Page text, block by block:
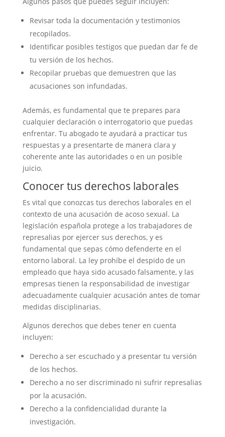
Revisar toda la documentación y testimonios
recopilados.
Identificar posibles testigos que puedan dar fe de
tu versión de los hechos.
Recopilar pruebas que demuestren que las
acusaciones son infundadas.
Además, es fundamental que te prepares para
cualquier declaración o interrogatorio que puedas
enfrentar. Tu abogado te ayudará a practicar tus
respuestas y a presentarte de manera clara y
coherente ante las autoridades o en un posible
juicio.
Conocer tus derechos laborales
Es vital que conozcas tus derechos laborales en el
contexto de una acusación de acoso sexual. La
legislación española protege a los trabajadores de
represalias por ejercer sus derechos, y es
fundamental que sepas cómo defenderte en el
entorno laboral. La ley prohíbe el despido de un
empleado que haya sido acusado falsamente, y las
empresas tienen la responsabilidad de investigar
adecuadamente cualquier acusación antes de tomar
medidas disciplinarias.
Algunos derechos que debes tener en cuenta
incluyen:
Derecho a ser escuchado y a presentar tu versión
de los hechos.
Derecho a no ser discriminado ni sufrir represalias
por la acusación.
Derecho a la confidencialidad durante la
investigación.